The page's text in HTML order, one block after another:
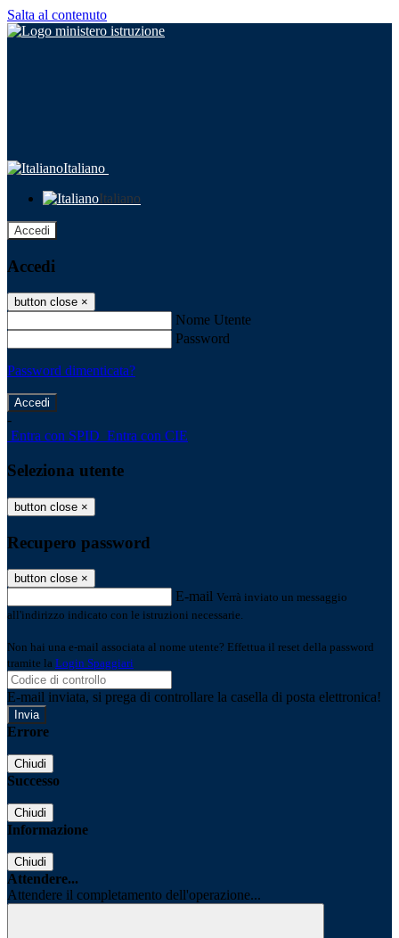
Salta al contenuto
Italiano
Italiano
Accedi
Accedi
button close ×
Nome Utente
Password
Password dimenticata?
-
Entra con SPID Entra con CIE
Seleziona utente
button close ×
Recupero password
button close ×
E-mail Verrà inviato un messaggio
all'indirizzo indicato con le istruzioni necessarie.
Non hai una e-mail associata al nome utente? Effettua il reset della password
tramite la Login Spaggiari
E-mail inviata, si prega di controllare la casella di posta elettronica!
Errore
Chiudi
Successo
Chiudi
Informazione
Chiudi
Attendere...
Attendere il completamento dell'operazione...